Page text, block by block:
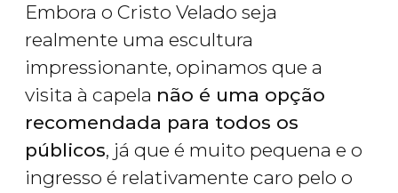
Embora o Cristo Velado seja
realmente uma escultura
impressionante, opinamos que a
visita à capela não é uma opção
recomendada para todos os
públicos, já que é muito pequena e o
ingresso é relativamente caro pelo o